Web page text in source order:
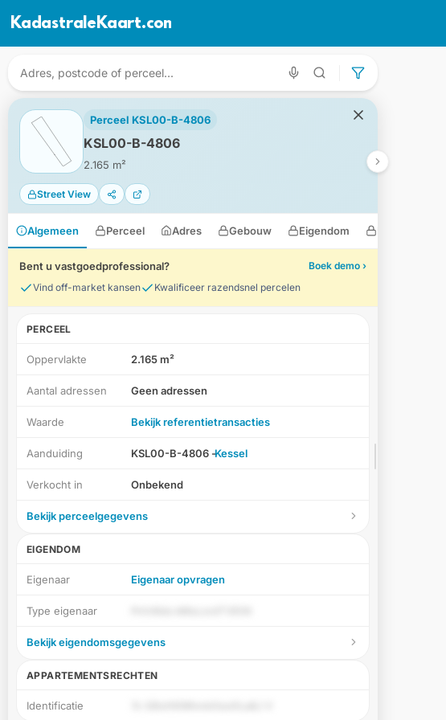
KadastraleKaart.com
Perceel KSL00-B-4806
KSL00-B-4806
2.165 m²
Street View
Algemeen Perceel Adres Gebouw Eigendom
Bent u vastgoedprofessional?
Boek demo ›
Vind off-market kansen
Kwalificeer razendsnel percelen
PERCEEL
Oppervlakte 2.165 m²
Aantal adressen Geen adressen
Waarde Bekijk referentietransacties
Aanduiding KSL00-B-4806 -Kessel
Verkocht in Onbekend
Bekijk perceelgegevens
EIGENDOM
Eigenaar Eigenaar opvragen
Type eigenaar
Bekijk eigendomsgegevens
APPARTEMENTSRECHTEN
Identificatie